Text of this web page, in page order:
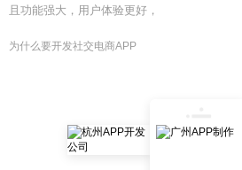
且功能强大，用户体验更好，
为什么要开发社交电商APP